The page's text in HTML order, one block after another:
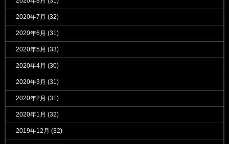
2020年7月 (32)
2020年6月 (31)
2020年5月 (33)
2020年4月 (30)
2020年3月 (31)
2020年2月 (31)
2020年1月 (32)
2019年12月 (32)